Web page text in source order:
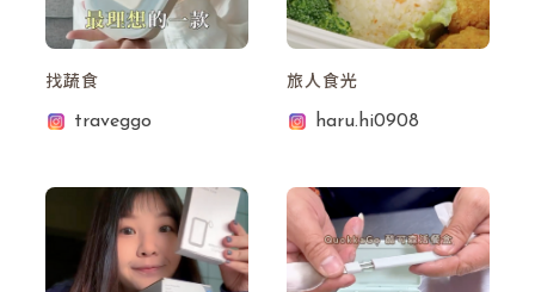
找蔬食
traveggo
旅人食光
haru.hi0908